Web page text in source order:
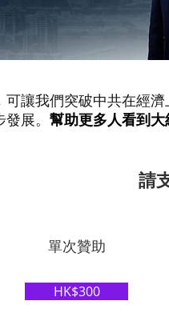
讓我們突破中共在經
展。 幫助更多人看到大
請
單次贊助
HK$300